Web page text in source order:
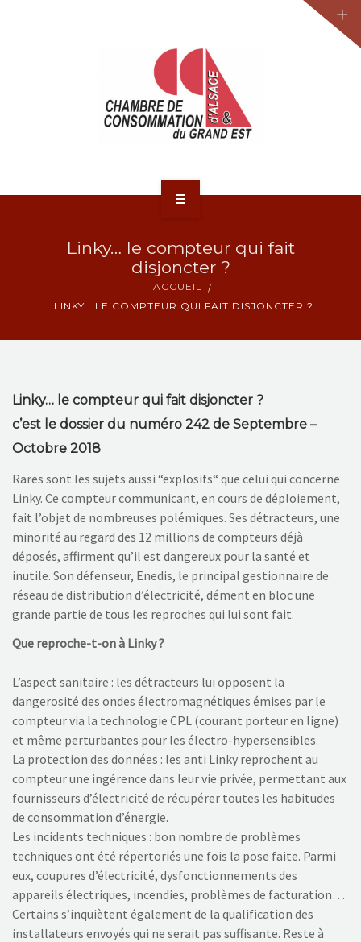
ACTUALITÉS
CONTACT
Linky… le compteur qui fait
disjoncter ?
ACCUEIL
LINKY… LE COMPTEUR QUI FAIT DISJONCTER ?
Linky… le compteur qui fait disjoncter ?
c’est le dossier du numéro 242 de Septembre –
Octobre 2018
Rares sont les sujets aussi “explosifs“ que celui qui concerne
Linky. Ce compteur communicant, en cours de déploiement,
fait l’objet de nombreuses polémiques. Ses détracteurs, une
minorité au regard des 12 millions de compteurs déjà
déposés, affirment qu’il est dangereux pour la santé et
inutile. Son défenseur, Enedis, le principal gestionnaire de
réseau de distribution d’électricité, dément en bloc une
grande partie de tous les reproches qui lui sont fait.
Que reproche-t-on à Linky ?
L’aspect sanitaire : les détracteurs lui opposent la
dangerosité des ondes électromagnétiques émises par le
compteur via la technologie CPL (courant porteur en ligne)
et même perturbantes pour les électro-hypersensibles.
La protection des données : les anti Linky reprochent au
compteur une ingérence dans leur vie privée, permettant aux
fournisseurs d’électricité de récupérer toutes les habitudes
de consommation d’énergie.
Les incidents techniques : bon nombre de problèmes
techniques ont été répertoriés une fois la pose faite. Parmi
eux, coupures d’électricité, dysfonctionnements des
appareils électriques, incendies, problèmes de facturation…
Certains s’inquiètent également de la qualification des
installateurs envoyés qui ne serait pas suffisante. Reste à